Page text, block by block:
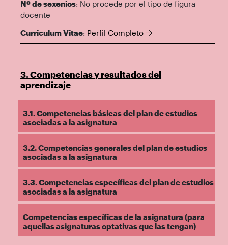
Nº de sexenios: No procede por el tipo de figura
docente
Curriculum Vitae: Perfil Completo
3. Competencias y resultados del
aprendizaje
3.1. Competencias básicas del plan de estudios
asociadas a la asignatura
3.2. Competencias generales del plan de estudios
asociadas a la asignatura
3.3. Competencias específicas del plan de estudios
asociadas a la asignatura
Competencias específicas de la asignatura (para
aquellas asignaturas optativas que las tengan)